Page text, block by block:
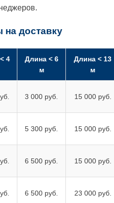
доставку
4
Длина < 6
м
Длина < 13
м
3 000 руб. 15 000 руб.
5 300 руб. 15 000 руб.
6 500 руб. 15 000 руб.
6 500 руб. 23 000 руб.